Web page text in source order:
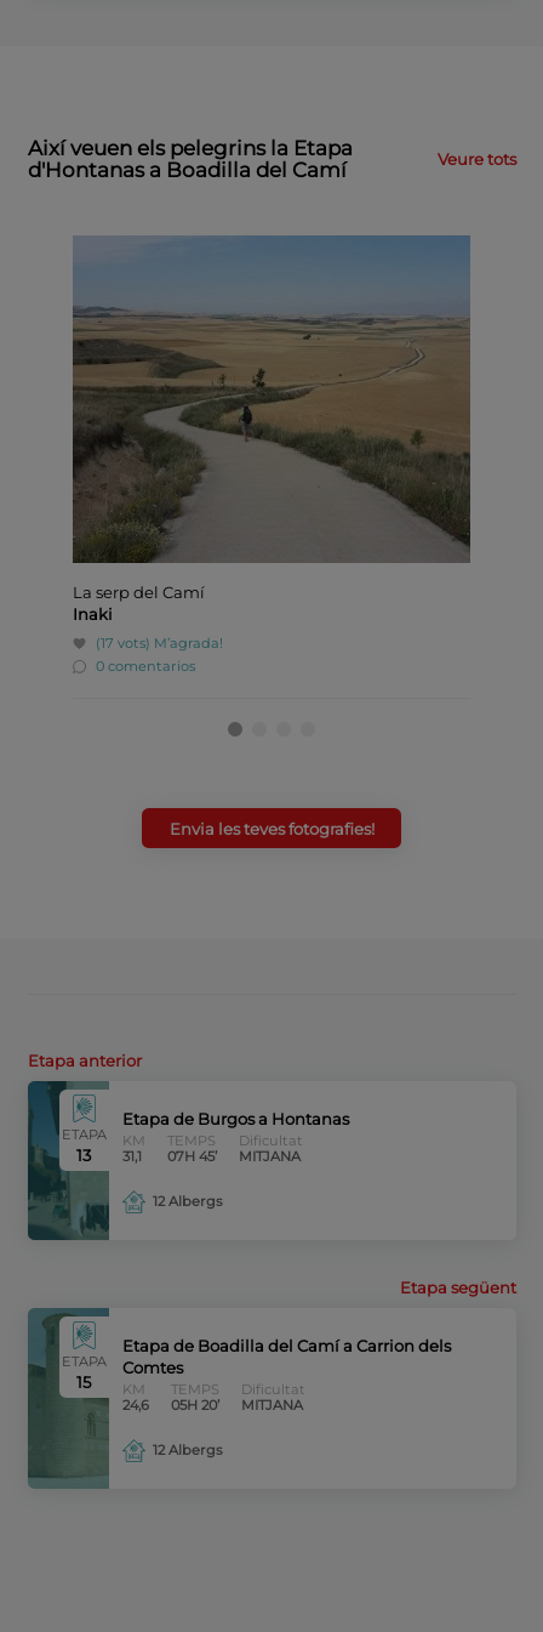
Així veuen els pelegrins la Etapa
d'Hontanas a Boadilla del Camí
Veure tots
La serp del Camí
Inaki
(17 vots) M’agrada!
0 comentarios
Envia les teves fotografies!
Etapa anterior
ETAPA
13
Etapa de Burgos a Hontanas
KM
31,1
TEMPS
07H 45’
Dificultat
MITJANA
12 Albergs
Etapa següent
ETAPA
15
Etapa de Boadilla del Camí a Carrion dels
Comtes
KM
24,6
TEMPS
05H 20’
Dificultat
MITJANA
12 Albergs